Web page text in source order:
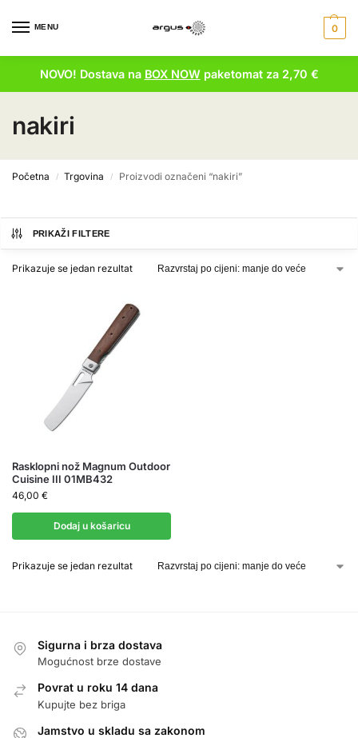
MENU 0
NOVO! Dostava na BOX NOWpaketomat za 2,70 €
nakiri
Početna / Trgovina / Proizvodi označeni “nakiri”
PRIKAŽI FILTERE
Prikazuje se jedan rezultat
Rasklopni nož Magnum Outdoor
Cuisine III 01MB432
46,00 €
Dodaj u košaricu
Prikazuje se jedan rezultat
Sigurna i brza dostava
Mogućnost brze dostave
Povrat u roku 14 dana
Kupujte bez briga
Jamstvo u skladu sa zakonom